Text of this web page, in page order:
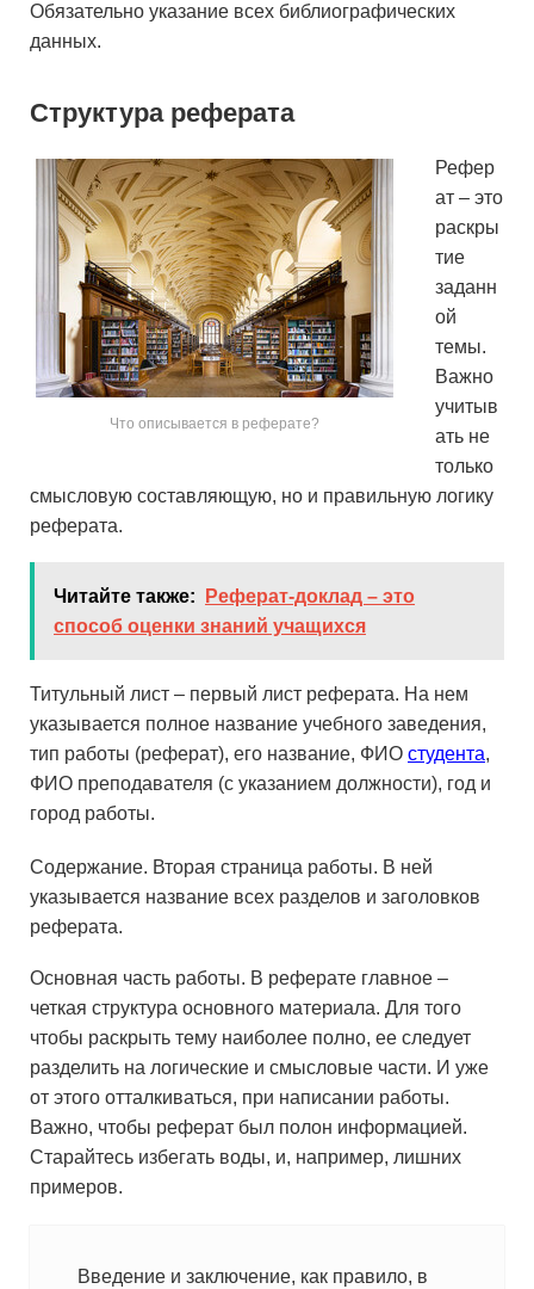
Обязательно указание всех библиографических
данных.
Структура реферата
Что описывается в реферате?
Рефер
ат – это
раскры
тие
заданн
ой
темы.
Важно
учитыв
ать не
только
смысловую составляющую, но и правильную логику
реферата.
Читайте также:
Реферат-доклад – это
способ оценки знаний учащихся
Титульный лист – первый лист реферата. На нем
указывается полное название учебного заведения,
тип работы (реферат), его название, ФИО студента,
ФИО преподавателя (с указанием должности), год и
город работы.
Содержание. Вторая страница работы. В ней
указывается название всех разделов и заголовков
реферата.
Основная часть работы. В реферате главное –
четкая структура основного материала. Для того
чтобы раскрыть тему наиболее полно, ее следует
разделить на логические и смысловые части. И уже
от этого отталкиваться, при написании работы.
Важно, чтобы реферат был полон информацией.
Старайтесь избегать воды, и, например, лишних
примеров.
Введение и заключение, как правило, в